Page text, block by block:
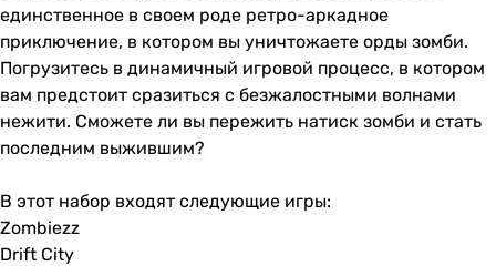
единственное в своем роде ретро-аркадное
приключение, в котором вы уничтожаете орды зомби.
Погрузитесь в динамичный игровой процесс, в котором
вам предстоит сразиться с безжалостными волнами
нежити. Сможете ли вы пережить натиск зомби и стать
последним выжившим?
В этот набор входят следующие игры:
Zombiezz
Drift City